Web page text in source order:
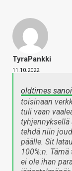
TyraPankki
11.10.2022
oldtimes sanoi
toisinaan
tuli vaan
tehdä niin
päälle. Sit
100%:n.
ei ole ihan